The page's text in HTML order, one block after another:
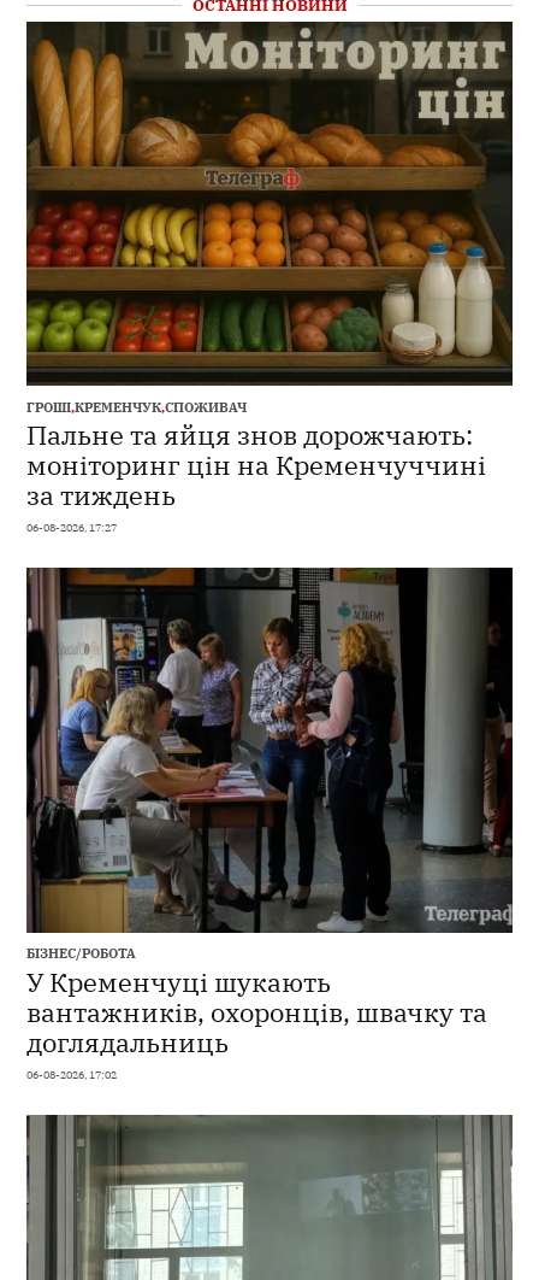
ОСТАННІ НОВИНИ
ГРОШІ,КРЕМЕНЧУК,СПОЖИВАЧ
Пальне та яйця знов дорожчають:
моніторинг цін на Кременчуччині
за тиждень
06-08-2026, 17:27
БІЗНЕС/РОБОТА
У Кременчуці шукають
вантажників, охоронців, швачку та
доглядальниць
06-08-2026, 17:02